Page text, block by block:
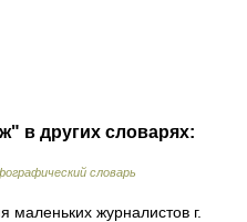
в других словарях:
словарь
журналистов г.